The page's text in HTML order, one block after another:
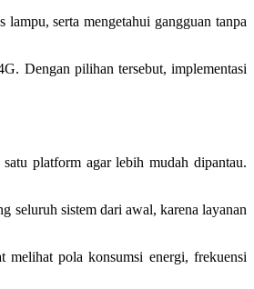
serta mengetahui gangguan tanpa
Dengan pilihan tersebut, implementasi
platform agar lebih mudah dipantau.
seluruh sistem dari awal, karena layanan
melihat pola konsumsi energi, frekuensi